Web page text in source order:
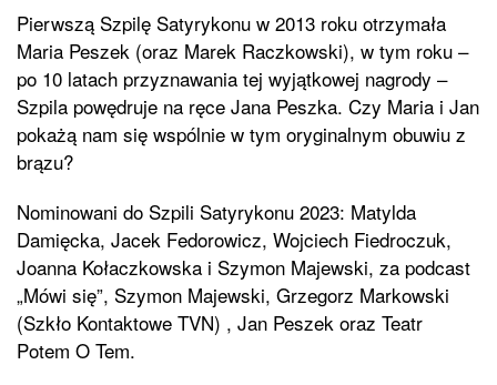
Pierwszą Szpilę Satyrykonu w 2013 roku otrzymała
Maria Peszek (oraz Marek Raczkowski), w tym roku –
po 10 latach przyznawania tej wyjątkowej nagrody –
Szpila powędruje na ręce Jana Peszka. Czy Maria i Jan
pokażą nam się wspólnie w tym oryginalnym obuwiu z
brązu?
Nominowani do Szpili Satyrykonu 2023: Matylda
Damięcka, Jacek Fedorowicz, Wojciech Fiedroczuk,
Joanna Kołaczkowska i Szymon Majewski, za podcast
„Mówi się”, Szymon Majewski, Grzegorz Markowski
(Szkło Kontaktowe TVN) , Jan Peszek oraz Teatr
Potem O Tem.